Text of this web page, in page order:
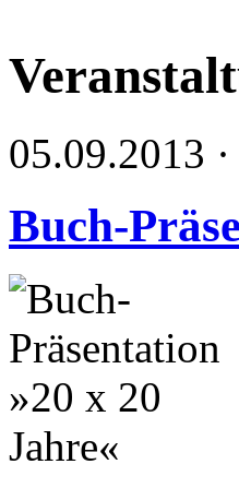
05.09.2013
Buch-